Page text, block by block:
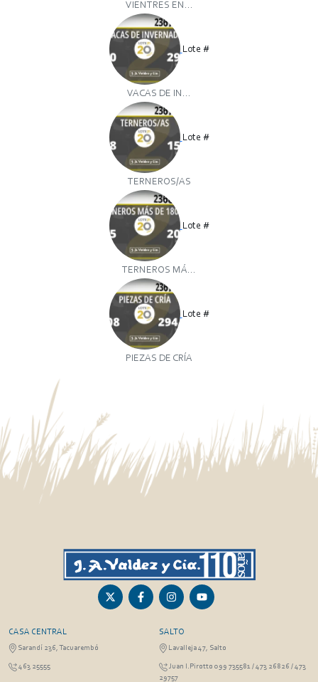
VIENTRES EN...
Lote #
VACAS DE IN...
Lote #
TERNEROS/AS
Lote #
TERNEROS MÁ...
Lote #
PIEZAS DE CRÍA
CASA CENTRAL
Sarandí 236, Tacuarembó
463 25555
SALTO
Lavalleja 47, Salto
Juan I.Pirotto 099 735581 / 473 26826 / 473
29757